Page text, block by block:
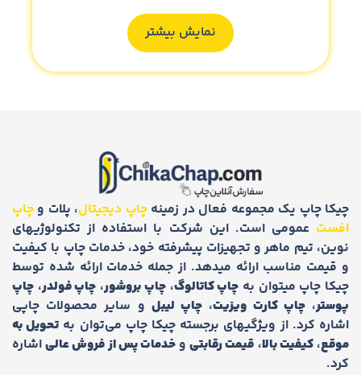
نمایش بیشتر
چیکا چاپ یک مجموعه فعال در زمینهچاپ دیجیتال، پلات و چاپ
افست عمومی است. این شرکت با استفاده از تکنولوژیهای
نوین، تیم ماهر و تجهیزات پیشرفته خود، خدمات چاپ با کیفیت
و قیمت مناسب ارائه میدهد. از جمله خدمات ارائه شده توسط
چیکا چاپ میتوان به چاپ کاتالوگ،چاپ بروشور، چاپ فولدر، چاپ
پوستر،چاپ کارت ویزیت، چاپ لیبل و سایر محصولات چاپی
اشاره کرد. از ویژگیهای برجسته چیکا چاپ می‌توان به تحویل به
موقع،کیفیت بالا، قیمت رقابتیوخدمات پس از فروش عالیاشاره
کرد.